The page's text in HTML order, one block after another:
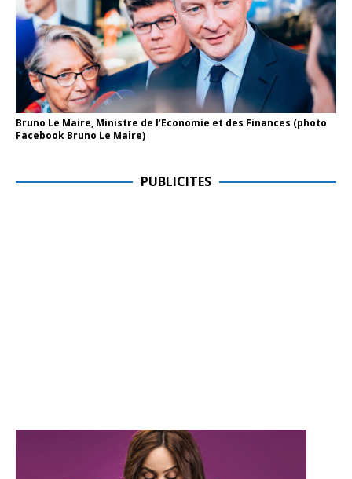
Bruno Le Maire, Ministre de l’Economie et des Finances (photo
Facebook Bruno Le Maire)
PUBLICITES